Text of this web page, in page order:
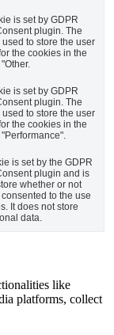
is set by GDPR
plugin. The
to store the user
the cookies in the
is set by GDPR
plugin. The
to store the user
the cookies in the
is set by the GDPR
plugin and is
whether or not
to the use
It does not store
data.
like
platforms, collect